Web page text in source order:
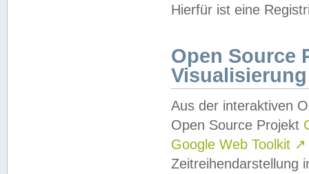
Hierfür ist eine
Open Source
Visualisierung
Aus der interaktiven
Open Source Projekt
Google Web Toolkit ↗
Zeitreihendarstellung